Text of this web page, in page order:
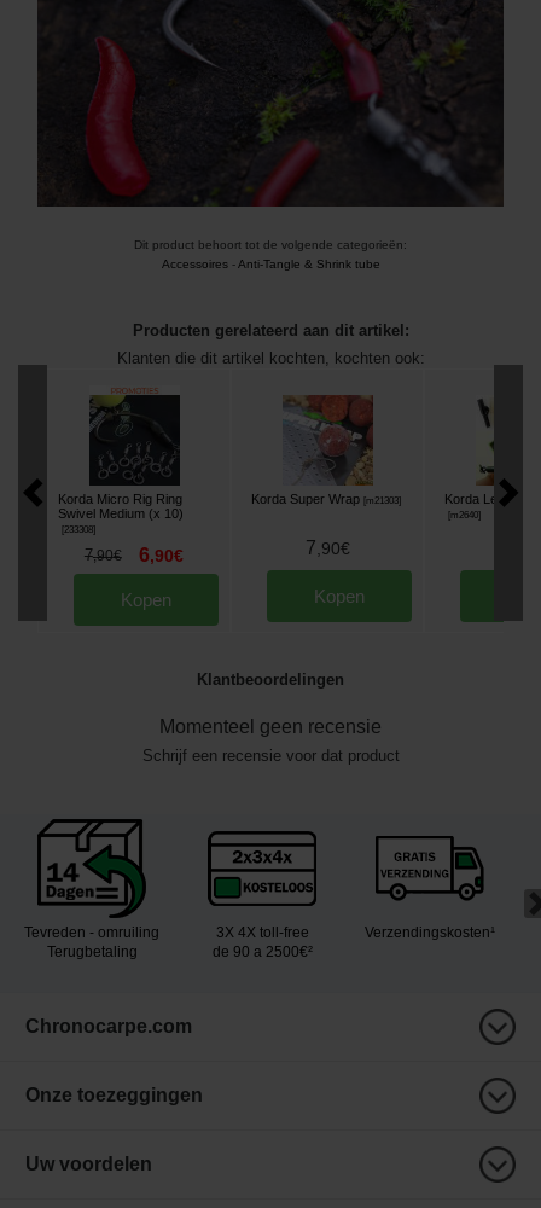
Dit product behoort tot de volgende categorieën:
Accessoires-Anti-Tangle & Shrink tube
Producten gerelateerd aan dit artikel:
Klanten die dit artikel kochten, kochten ook:
Korda Micro Rig Ring
Swivel Medium (x 10)
[233308]
7,90€ 6,90€
Kopen
Korda Super Wrap [m21303]
7 90€
Kopen
Korda Lead
[m2640]
Klantbeoordelingen
Momenteel geen recensie
Schrijf een recensie voor dat product
Tevreden - omruiling
Terugbetaling
3X 4X toll-free
de 90 a 2500€²
Verzendingskosten¹
Chronocarpe.com
Onze toezeggingen
Uw voordelen